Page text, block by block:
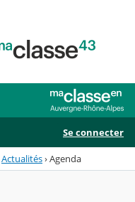
Se connecter
Actualités›Agenda